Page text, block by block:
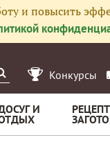
и повысить
Конкурсы
И